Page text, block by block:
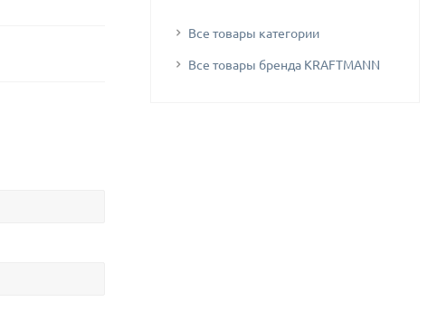
Все товары категории
Все товары бренда KRAFTMANN